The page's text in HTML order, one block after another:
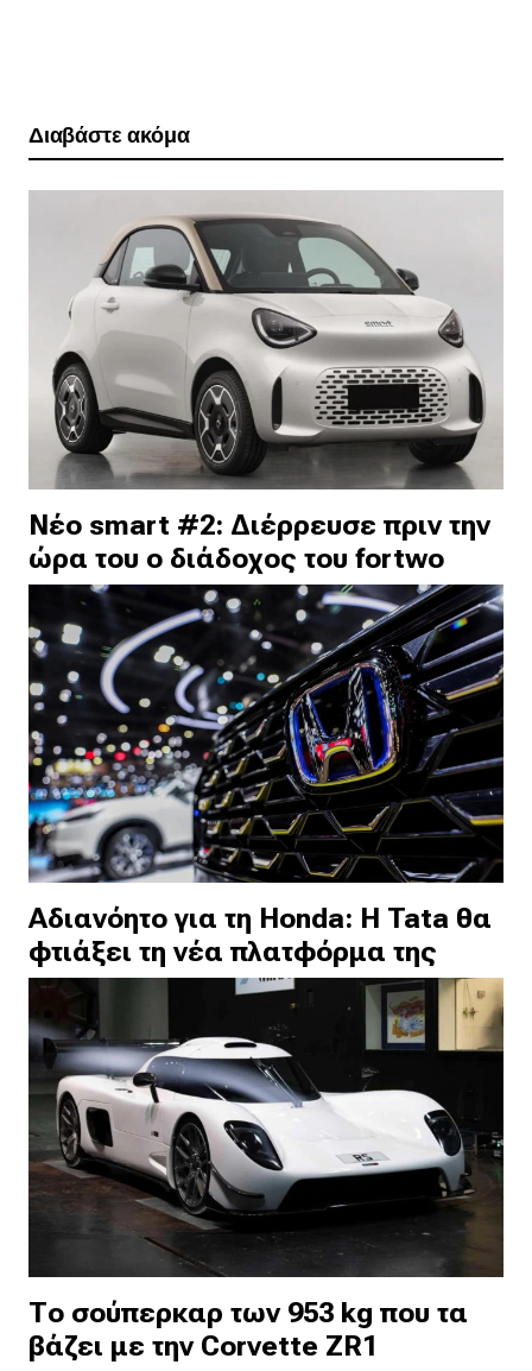
Διαβάστε ακόμα
Νέο smart #2: Διέρρευσε πριν την
ώρα του ο διάδοχος του fortwo
Αδιανόητο για τη Honda: Η Tata θα
φτιάξει τη νέα πλατφόρμα της
Το σούπερκαρ των 953 kg που τα
βάζει με την Corvette ZR1